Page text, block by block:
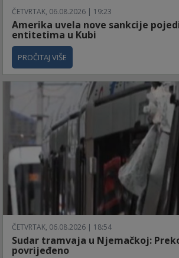
ČETVRTAK, 06.08.2026 | 19:23
Amerika uvela nove sankcije
entitetima u Kubi
PROČITAJ VIŠE
ČETVRTAK, 06.08.2026 | 18:54
Sudar tramvaja u Njemačkoj:
povrijeđeno